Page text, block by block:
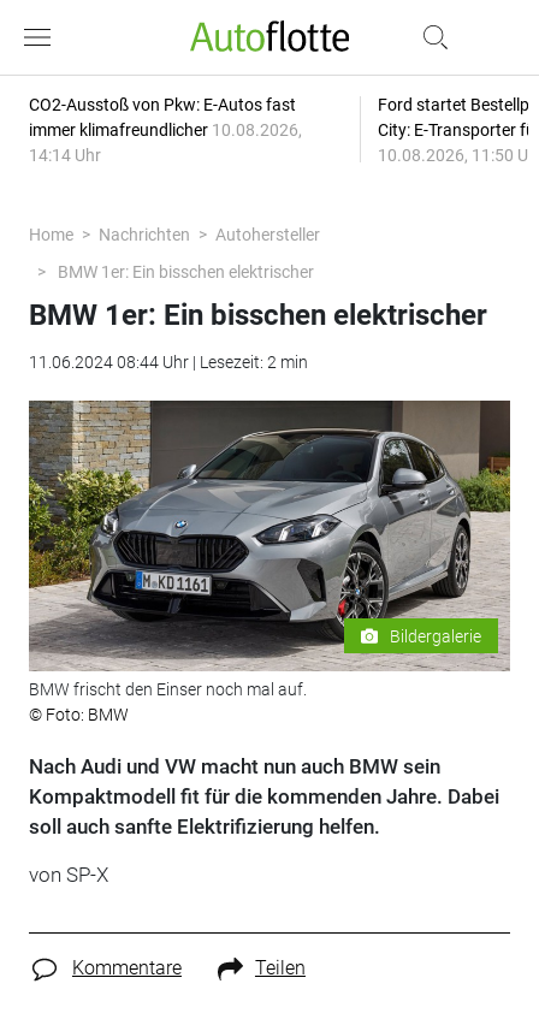
CO2-Ausstoß von Pkw: E-Autos fast
immer klimafreundlicher 10.08.2026,
14:14 Uhr
Ford startet
City: E-Transporter
10.08.2026, 11:50
Home Nachrichten
Autohersteller
BMW 1er: Ein bisschen elektrischer
BMW 1er: Ein bisschen elektrischer
11.06.2024 08:44 Uhr | Lesezeit: 2 min
Bildergalerie
BMW frischt den Einser noch mal auf.
© Foto: BMW
Nach Audi und VW macht nun auch BMW sein
Kompaktmodell fit für die kommenden Jahre. Dabei
soll auch sanfte Elektrifizierung helfen.
von SP-X
Kommentare Teilen